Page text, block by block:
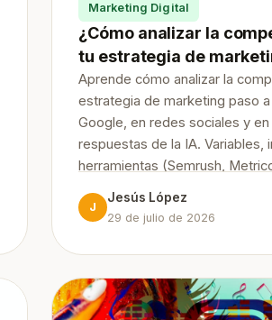
Marketing Digital
¿Cómo analizar la
tu estrategia de
Aprende cómo analizar la
estrategia de marketing paso
Google, en redes sociales y en
respuestas de la IA. Variables,
herramientas (Semrush,
J
Jesús López
29 de julio de 2026